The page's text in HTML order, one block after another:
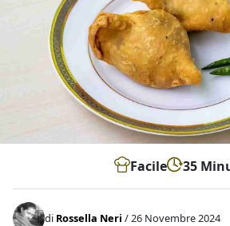
Facile 35
di Rossella Neri / 26 Novembre 2024